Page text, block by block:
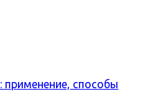
применение, способы